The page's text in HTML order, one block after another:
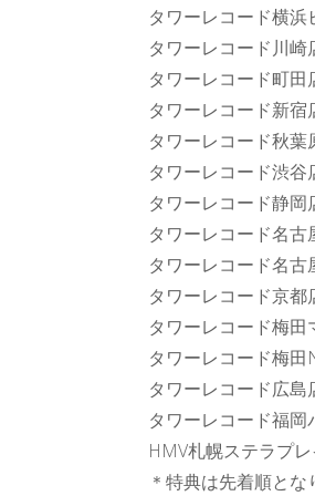
タワーレコード横浜
タワーレコード川崎
タワーレコード町田
タワーレコード新宿
タワーレコード秋葉
タワーレコード渋谷
タワーレコード静岡
タワーレコード名古
タワーレコード名古
タワーレコード京都
タワーレコード梅田
タワーレコード梅田
タワーレコード広島
タワーレコード福岡
HMV札幌ステラプ
＊特典は先着順と